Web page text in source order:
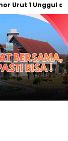
1 Unggul di